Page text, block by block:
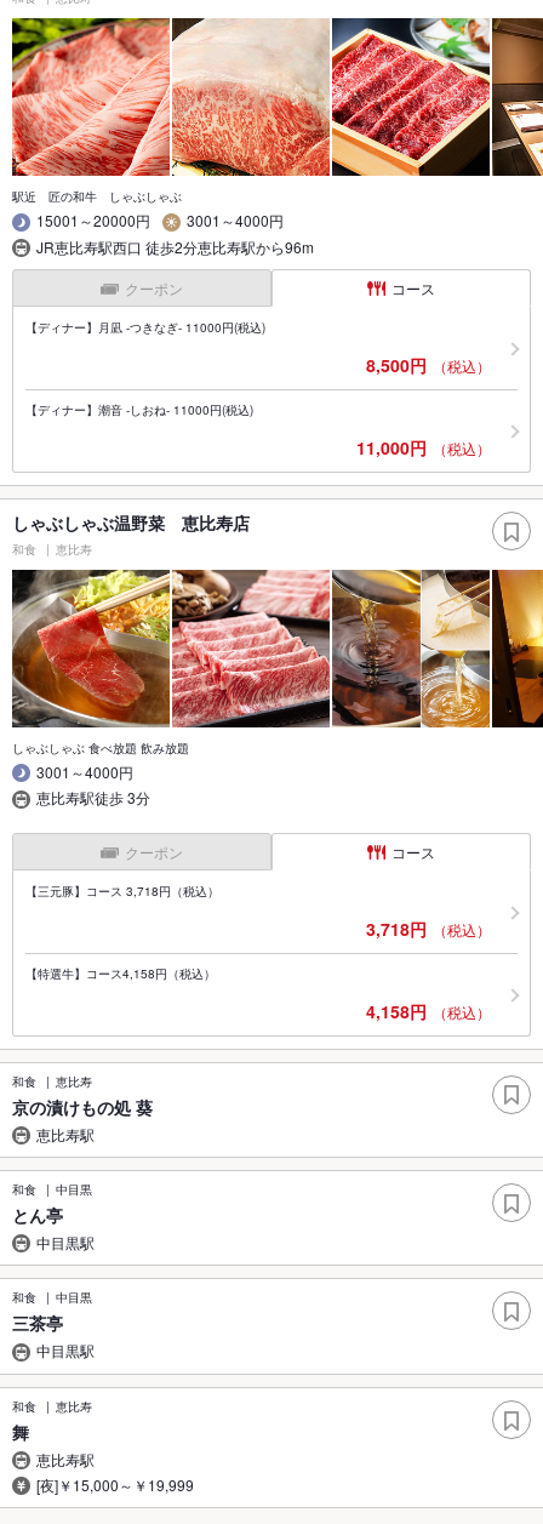
駅近 匠の和牛 しゃぶしゃぶ
15001～20000円
3001～4000円
JR恵比寿駅西口 徒歩2分恵比寿駅から96m
クーポン コース
【ディナー】月凪 -つきなぎ- 11000円(税込)
8,500円 （税込）
【ディナー】潮音 -しおね- 11000円(税込)
11,000円 （税込）
しゃぶしゃぶ温野菜 恵比寿店
和食 恵比寿
しゃぶしゃぶ 食べ放題 飲み放題
3001～4000円
恵比寿駅徒歩 3分
クーポン コース
【三元豚】コース 3,718円（税込）
3,718円 （税込）
【特選牛】コース4,158円（税込）
4,158円 （税込）
和食 恵比寿
京の漬けもの処 葵
恵比寿駅
和食 中目黒
とん亭
中目黒駅
和食 中目黒
三茶亭
中目黒駅
和食 恵比寿
舞
恵比寿駅
[夜]￥15,000～￥19,999